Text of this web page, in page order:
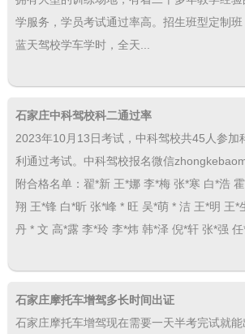
学服务，学员考试通过率高。招生班型定制班
蓝天驾校学车学时，全天...
石家庄中科驾校科二通过率
2023年10月13日考试，中科驾校共45人参加
利通过考试。中科驾校报名微信
附合格名单：翟*新 王*娜 李*梅 张*寒 白*浩
翔 王*锋 白*昕 张*峰 * 旺 吴*萌 * 洁 王*明 王*
丹 * 文 高*露 李*玲 李*炜 韩*泽 倪*轩 张*强
石家庄摩托车增驾多长时间出证
石家庄摩托车增驾现在需要一天半考完试就